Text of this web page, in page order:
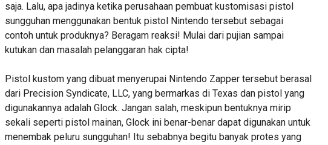
saja. Lalu, apa jadinya ketika perusahaan pembuat kustomisasi pistol
sungguhan menggunakan bentuk pistol Nintendo tersebut sebagai
contoh untuk produknya? Beragam reaksi! Mulai dari pujian sampai
kutukan dan masalah pelanggaran hak cipta!
Pistol kustom yang dibuat menyerupai Nintendo Zapper tersebut berasal
dari Precision Syndicate, LLC, yang bermarkas di Texas dan pistol yang
digunakannya adalah Glock. Jangan salah, meskipun bentuknya mirip
sekali seperti pistol mainan, Glock ini benar-benar dapat digunakan untuk
menembak peluru sungguhan! Itu sebabnya begitu banyak protes yang